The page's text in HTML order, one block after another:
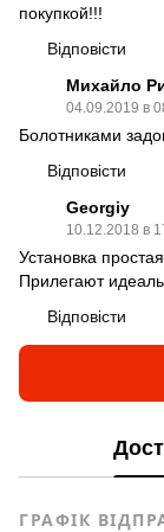
покупкой!!!
Відповісти
Михайло
04.09.2019 в
Болотниками
Відповісти
Georgiy
10.12.2018 в
Установка
Прилегают
Відповісти
ГРАФІК